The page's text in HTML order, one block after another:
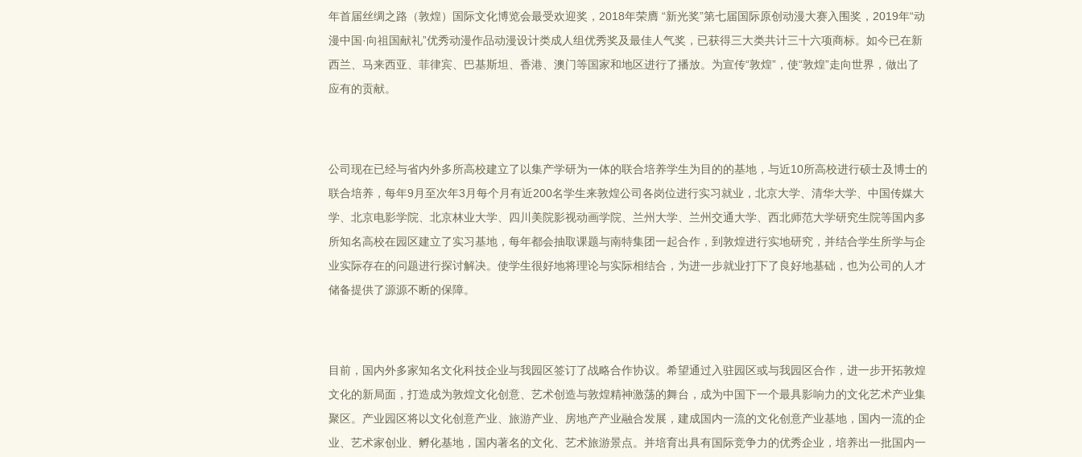
年首届丝绸之路（敦煌）国际文化博览会最受欢迎奖，2018年荣膺 “新光奖”第七届国际原创动漫大赛入围奖，2019年“动
漫中国·向祖国献礼”优秀动漫作品动漫设计类成人组优秀奖及最佳人气奖，已获得三大类共计三十六项商标。如今已在新
西兰、马来西亚、菲律宾、巴基斯坦、香港、澳门等国家和地区进行了播放。为宣传“敦煌”，使“敦煌”走向世界，做出了
应有的贡献。
公司现在已经与省内外多所高校建立了以集产学研为一体的联合培养学生为目的的基地，与近10所高校进行硕士及博士的
联合培养，每年9月至次年3月每个月有近200名学生来敦煌公司各岗位进行实习就业，北京大学、清华大学、中国传媒大
学、北京电影学院、北京林业大学、四川美院影视动画学院、兰州大学、兰州交通大学、西北师范大学研究生院等国内多
所知名高校在园区建立了实习基地，每年都会抽取课题与南特集团一起合作，到敦煌进行实地研究，并结合学生所学与企
业实际存在的问题进行探讨解决。使学生很好地将理论与实际相结合，为进一步就业打下了良好地基础，也为公司的人才
储备提供了源源不断的保障。
目前，国内外多家知名文化科技企业与我园区签订了战略合作协议。希望通过入驻园区或与我园区合作，进一步开拓敦煌
文化的新局面，打造成为敦煌文化创意、艺术创造与敦煌精神激荡的舞台，成为中国下一个最具影响力的文化艺术产业集
聚区。产业园区将以文化创意产业、旅游产业、房地产产业融合发展，建成国内一流的文化创意产业基地，国内一流的企
业、艺术家创业、孵化基地，国内著名的文化、艺术旅游景点。并培育出具有国际竞争力的优秀企业，培养出一批国内一